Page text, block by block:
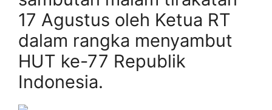
17 Agustus oleh Ketua RT
dalam rangka menyambut
HUT ke-77 Republik
Indonesia.